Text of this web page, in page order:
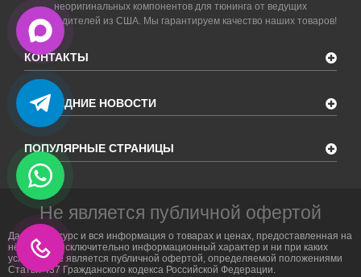
неоригинальных компонентов для тюнинга от ведущих
производителей из США. Мы гарантируем качество наших товаров!
КОНТАКТЫ
ПОСЛЕДНИЕ НОВОСТИ
ПОПУЛЯРНЫЕ СТРАНИЦЫ
Не является публичной офертой
Данный ресурс и вся информация о товарах и ценах, предоставленная на
нём, носит исключительно информационный характер и ни при каких
условиях не является публичной офертой, определяемой положениями
Статьи 437 Гражданского кодекса Российской Федерации.